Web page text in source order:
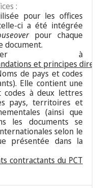
:
pour les offices
ci a été intégrée
pour chaque
document.
à
et principes
de pays et codes
Elle contient une
à deux lettres
pays, territoires et
(ainsi que
les documents se
selon le
présentée dans la
contractants du PCT